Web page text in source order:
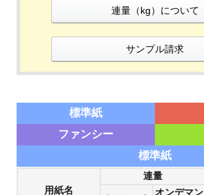
連量（kg）について
サンプル請求
標準紙
ファンシー
標準紙
用紙名
連量
オンデマン